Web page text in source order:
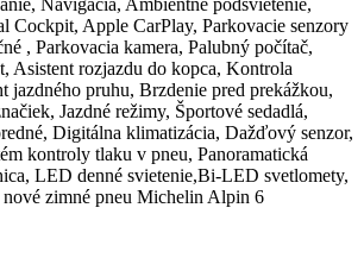
Cockpit, Apple CarPlay, Parkovacie senzory
, Parkovacia kamera, Palubný počítač,
Asistent rozjazdu do kopca, Kontrola
jazdného pruhu, Brzdenie pred prekážkou,
Jazdné režimy, Športové sedadlá,
Digitálna klimatizácia, Dažďový senzor,
kontroly tlaku v pneu, Panoramatická
LED denné svietenie,Bi-LED svetlomety,
zimné pneu Michelin Alpin 6